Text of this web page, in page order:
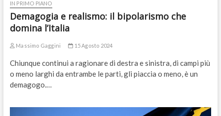
IN PRIMO PIANO
Demagogia e realismo: il bipolarismo che
domina l’Italia
Massimo Gaggini 15 Agosto 2024
Chiunque continui a ragionare di destra e sinistra, di campi più
o meno larghi da entrambe le parti, gli piaccia o meno, è un
demagogo.…